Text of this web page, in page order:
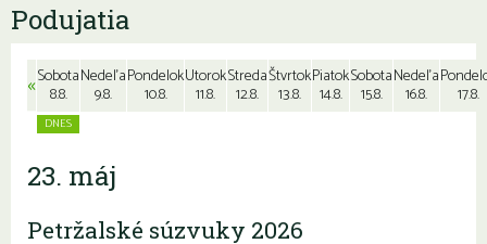
Podujatia
«Sobota
8.8.
Nedeľa
9.8.
Pondelok
10.8.
Utorok
11.8.
Streda
12.8.
Štvrtok
13.8.
Piatok
14.8.
Sobota
15.8.
Nedeľa
16.8. 17.8.
23. máj
Petržalské súzvuky 2026